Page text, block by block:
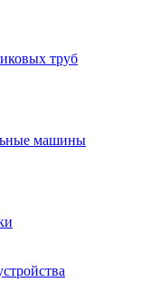
труб
машины